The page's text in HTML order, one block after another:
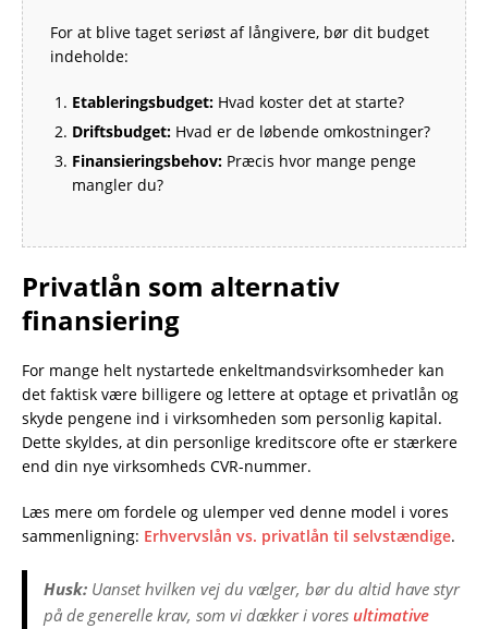
For at blive taget seriøst af långivere, bør dit budget
indeholde:
Etableringsbudget: Hvad koster det at starte?
Driftsbudget: Hvad er de løbende omkostninger?
Finansieringsbehov: Præcis hvor mange penge
mangler du?
Privatlån som alternativ
finansiering
For mange helt nystartede enkeltmandsvirksomheder kan
det faktisk være billigere og lettere at optage et privatlån og
skyde pengene ind i virksomheden som personlig kapital.
Dette skyldes, at din personlige kreditscore ofte er stærkere
end din nye virksomheds CVR-nummer.
Læs mere om fordele og ulemper ved denne model i vores
sammenligning: Erhvervslån vs. privatlån til selvstændige.
Husk: Uanset hvilken vej du vælger, bør du altid have styr
på de generelle krav, som vi dækker i vores ultimative